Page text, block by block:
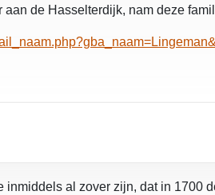
de Hasselterdijk, nam deze
inmiddels al zover zijn, dat in 1700